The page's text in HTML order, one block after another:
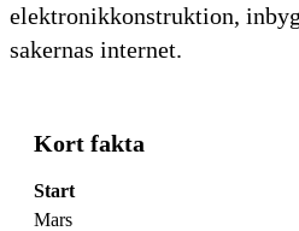
elektronikkonstruktion,
sakernas internet.
Kort fakta
Start
Mars